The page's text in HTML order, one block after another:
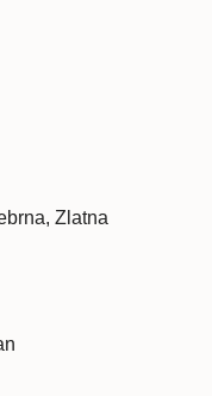
Zlatna